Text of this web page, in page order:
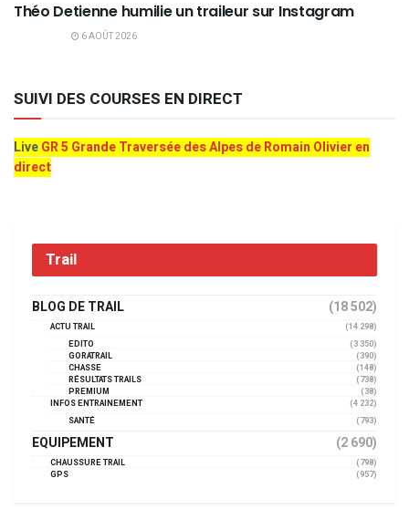
Théo Detienne humilie un traileur sur Instagram
6 AOÛT 2026
SUIVI DES COURSES EN DIRECT
LiveGR 5 Grande Traversée des Alpes de Romain Olivier en
direct
Trail
BLOG DE TRAIL (18 502)
ACTU TRAIL
(14 298)
EDITO
(3 350)
GORATRAIL
(390)
CHASSE
(148)
RÉSULTATS TRAILS
(738)
PREMIUM
(38)
INFOS ENTRAINEMENT
(4 232)
SANTÉ
(793)
EQUIPEMENT (2 690)
CHAUSSURE TRAIL
(798)
GPS
(957)